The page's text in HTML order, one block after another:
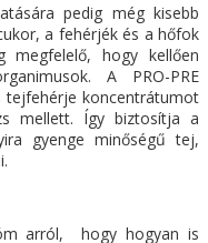
pedig még kisebb
a fehérjék és a hőfok
hogy kellően
A PRO-PRE
tejfehérje koncentrátumot
mellett. Így biztosítja a
gyenge minőségű tej,
arról, hogy hogyan is